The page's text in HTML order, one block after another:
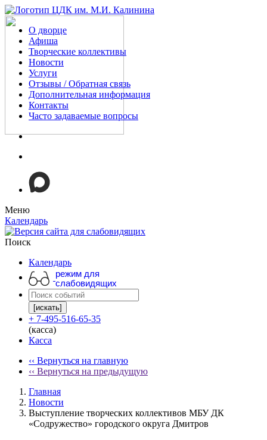
О дворце
Афиша
Творческие коллективы
Новости
Услуги
Отзывы / Обратная связь
Дополнительная информация
Контакты
Часто задаваемые вопросы
Меню
Календарь
Поиск
Календарь
режим для
слабовидящих
[искать]
+ 7-495-516-65-35
(касса)
Касса
‹‹ Вернуться на главную
‹‹ Вернуться на предыдущую
Главная
Новости
Выступление творческих коллективов МБУ ДК
«Содружество» городского округа Дмитров